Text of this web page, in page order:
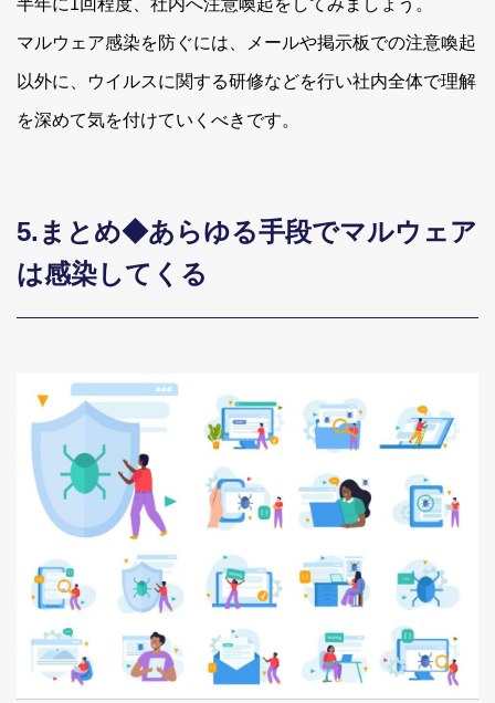
半年に1回程度、社内へ注意喚起をしてみましょう。
マルウェア感染を防ぐには、メールや掲示板での注意喚起
以外に、ウイルスに関する研修などを行い社内全体で理解
を深めて気を付けていくべきです。
5.まとめ◆あらゆる手段でマルウェア
は感染してくる